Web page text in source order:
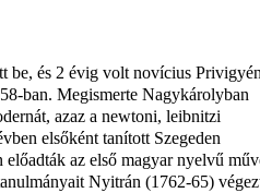
be, és 2 évig volt novícius
ban. Megismerte Nagykárolyban
azaz a newtoni, leibnitzi
elsőként tanított Szegeden
az első magyar nyelvű
Nyitrán (1762-65)